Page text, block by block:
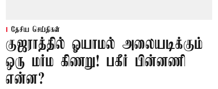
தேசிய செய்திகள்
குஜராத்தில் ஓயாமல் அலையடிக்கும்
ஒரு மர்ம கிணறு! பகீர் பின்னணி
என்ன?